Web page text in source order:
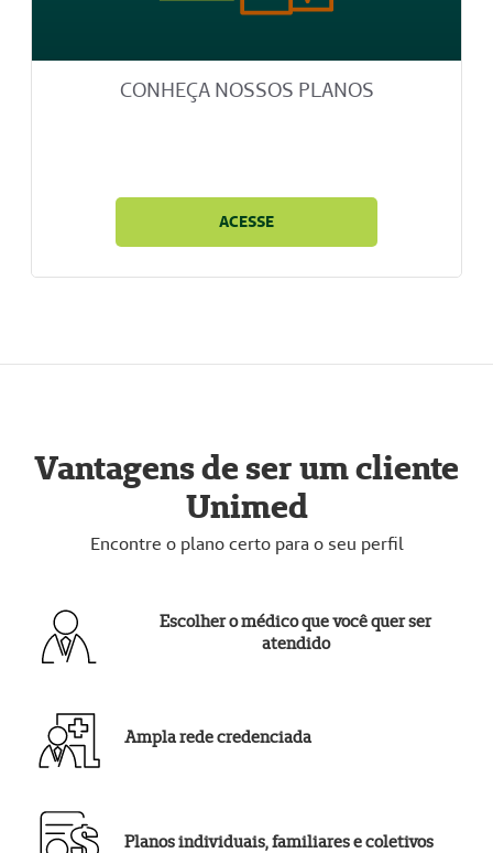
CONHEÇA NOSSOS PLANOS
ACESSE
Vantagens de ser um cliente
Unimed
Encontre o plano certo para o seu perfil
Escolher o médico que você quer ser
atendido
Ampla rede credenciada
Planos individuais, familiares e coletivos